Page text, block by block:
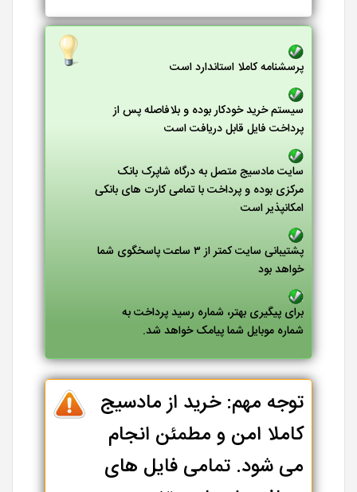
پرسشنامه کاملا استاندارد است
سیستم خرید خودکار بوده و بلافاصله پس از
پرداخت فایل قابل دریافت است
سایت مادسیج متصل به درگاه شاپرک بانک
مرکزی بوده و پرداخت با تمامی کارت های بانکی
امکانپذیر است
پشتیبانی سایت کمتر از ۳ ساعت پاسخگوی شما
خواهد بود
برای پیگیری بهتر، شماره رسید پرداخت به
شماره موبایل شما پیامک خواهد شد.
توجه مهم: خرید از مادسیج
کاملا امن و مطمئن انجام
می شود. تمامی فایل های